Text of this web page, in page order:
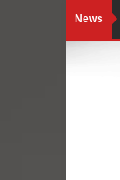
News